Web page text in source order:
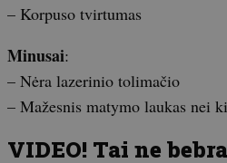
– Korpuso tvirtumas
Minusai:
– Nėra lazerinio tolimačio
– Mažesnis matymo laukas nei
VIDEO! Tai ne